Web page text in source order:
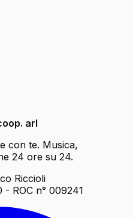
arl
con te. Musica,
24 ore su 24.
Riccioli
- ROC n° 009241